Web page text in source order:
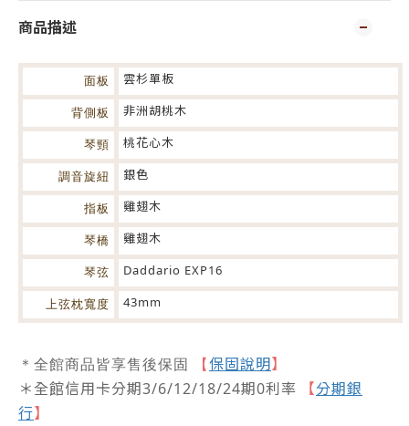
商品描述
面板 雲杉單板
背側板 非洲胡桃木
琴頸 桃花心木
調音旋紐 銀色
指板 雞翅木
琴橋 雞翅木
琴弦 Daddario EXP16
上弦枕寬度 43mm
＊全館商品皆享售後保固 【 保固說明】
＊全館信用卡分期3/6/12/18/24期0利率
【分期銀
行】